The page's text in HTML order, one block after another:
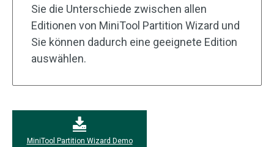
Sie die Unterschiede zwischen allen
Editionen von MiniTool Partition Wizard und
Sie können dadurch eine geeignete Edition
auswählen.
MiniTool Partition Wizard Demo